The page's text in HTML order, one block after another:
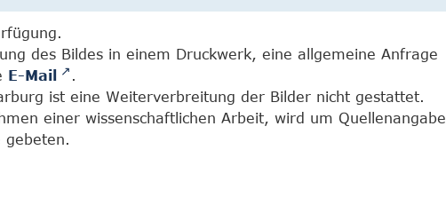
des Bildes in einem Druckwerk, eine allgemeine Anfrage
E-Mail
.
ist eine Weiterverbreitung der Bilder nicht gestattet.
einer wissenschaftlichen Arbeit, wird um Quellenangabe
gebeten.